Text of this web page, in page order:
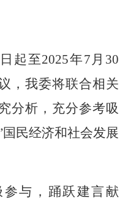
起至2025年7 月 30
，我委将联合相关
分析，充分参考吸
国民经济和社会发展
与，踊跃建言献